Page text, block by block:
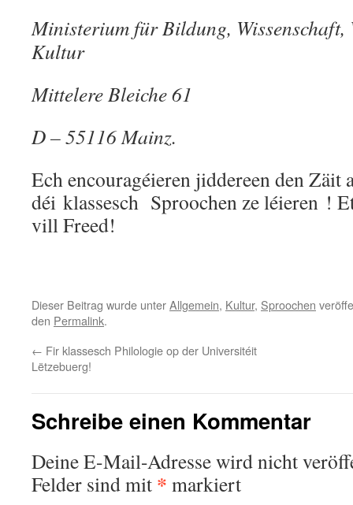
Ministerium für Bildung,
Kultur
Mittelere Bleiche 61
D – 55116 Mainz.
Ech encouragéieren jiddereen den Zäit
déi klassesch Sproochen ze léieren !
vill Freed!
Dieser Beitrag wurde unterAllgemein, Kultur, Sproochen
den Permalink.
← Fir klassesch Philologie op der Universitéit
Lëtzebuerg!
Schreibe einen Kommentar
Deine E-Mail-Adresse wird nicht
Felder sind mit * markiert